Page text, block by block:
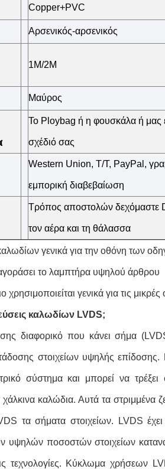
Copper+PVC
Αρσενικός-αρσενικός
1M/2M
Μαύρος
Το Ploybag ή η φουσκάλα ή μας
σχέδιό σας
Western Union, T/T, PayPal,
εμπορική διαβεβαίωση
Τρόπος αποστολών δεχόμαστε
τον αέρα και τη θάλασσα
γενικά για την οθόνη των
το λαμπτήρα υψηλού άρθρου
χρησιμοποιείται γενικά για τις
καλωδίων LVDS;
διαφορικό που κάνει σήμα
στοιχείων υψηλής
σύστημα και μπορεί να
καλώδια. Αυτά τα στριμμένα
τα σήματα στοιχείων. LVDS
υψηλών ποσοστών στοιχείων
τεχνολογίες. Κύκλωμα χρήσεων